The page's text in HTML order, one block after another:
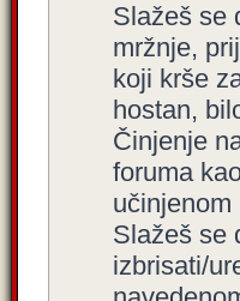
Slažeš se
mržnje,
koji krše
hostan,
Činjenje
foruma
Slažeš se
izbrisati/